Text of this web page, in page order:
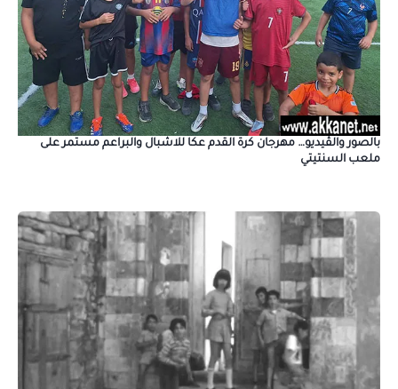
بالصور والڤيديو… مهرجان كرة القدم عكا للاشبال والبراعم مستمر على
ملعب السنتيتي